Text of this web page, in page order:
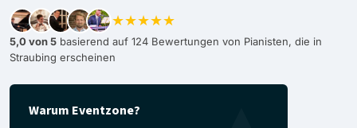
★★★★★
5,0 von 5 basierend auf 124 Bewertungen von Pianisten, die in
Straubing erscheinen
Warum Eventzone?